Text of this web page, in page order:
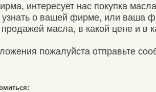
интересует нас покупка
узнать о вашей фирме, или ваша
масла, в какой цене и в
пожалуйста отправьте